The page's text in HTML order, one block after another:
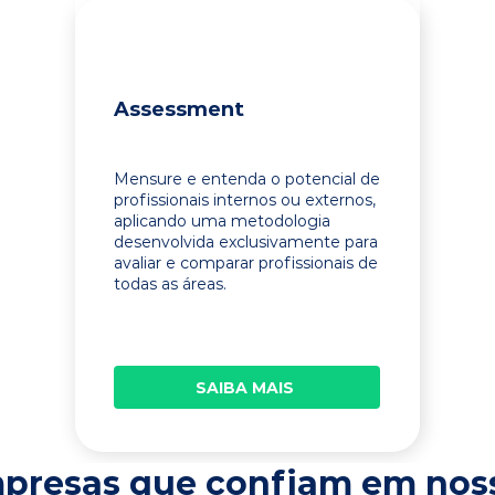
Assessment
Mensure e entenda o potencial de
profissionais internos ou externos,
aplicando uma metodologia
desenvolvida exclusivamente para
avaliar e comparar profissionais de
todas as áreas.
SAIBA MAIS
que confiam em